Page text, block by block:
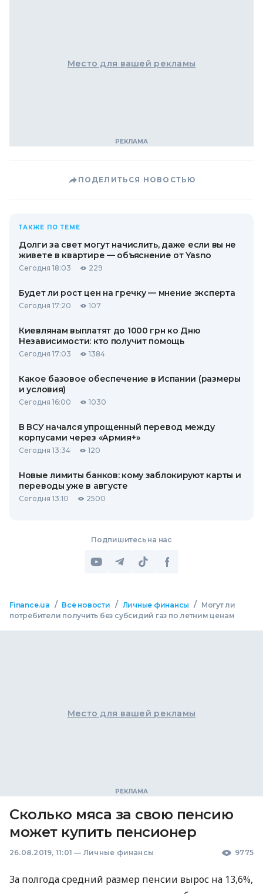
Место для вашей рекламы
ПОДЕЛИТЬСЯ НОВОСТЬЮ
ТАКЖЕ ПО ТЕМЕ
Долги за свет могут начислить, даже если вы не
живете в квартире — объяснение от Yasno
Сегодня 18:03 229
Будет ли рост цен на гречку — мнение эксперта
Сегодня 17:20 107
Киевлянам выплатят до 1000 грн ко Дню
Независимости: кто получит помощь
Сегодня 17:03 1384
Какое базовое обеспечение в Испании (размеры
и условия)
Сегодня 16:00 1030
В ВСУ начался упрощенный перевод между
корпусами через «Армия+»
Сегодня 13:34 120
Новые лимиты банков: кому заблокируют карты и
переводы уже в августе
Сегодня 13:10 2500
Подпишитесь на нас
Finance.ua / Все новости / Личные финансы /
Могут ли
потребители получить без субсидий газ по летним ценам
Место для вашей рекламы
Сколько мяса за свою пенсию
может купить пенсионер
26.08.2019, 11:01 — Личные финансы 9775
За полгода средний размер пенсии вырос на 13,6%,